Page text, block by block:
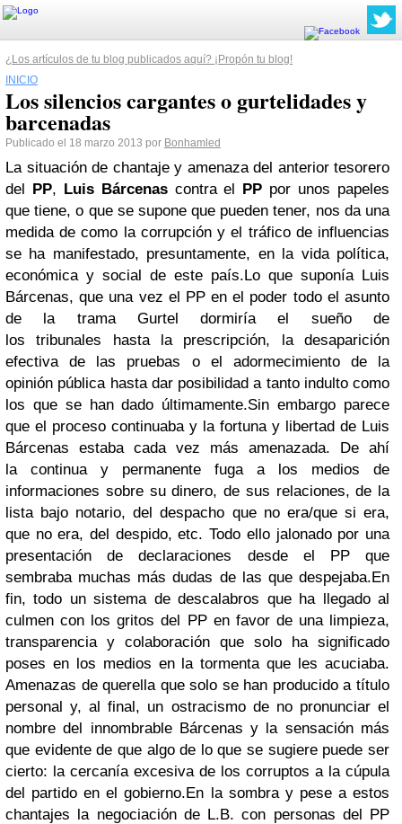
¿Los artículos de tu blog publicados aquí? ¡Propón tu blog!
INICIO
Los silencios cargantes o gurtelidades y
barcenadas
Publicado el 18 marzo 2013 por Bonhamled
La situación de chantaje y amenaza del anterior tesorero
del PP, Luis Bárcenascontra el PP por unos papeles
que tiene, o que se supone que pueden tener, nos da una
medida de como la corrupción y el tráfico de influencias
se ha manifestado, presuntamente, en la vida política,
económica y social de este país.Lo que suponía Luis
Bárcenas, que una vez el PP en el poder todo el asunto
de la trama Gurtel dormiría el sueño de
los tribunales hasta la prescripción, la desaparición
efectiva de las pruebas o el adormecimiento de la
opinión pública hasta dar posibilidad a tanto indulto como
los que se han dado últimamente.Sin embargo parece
que el proceso continuaba y la fortuna y libertad de Luis
Bárcenas estaba cada vez más amenazada. De ahí
la continua y permanente fuga a los medios de
informaciones sobre su dinero, de sus relaciones, de la
lista bajo notario, del despacho que no era/que si era,
que no era, del despido, etc. Todo ello jalonado por una
presentación de declaraciones desde el PP que
sembraba muchas más dudas de las que despejaba.En
fin, todo un sistema de descalabros que ha llegado al
culmen con los gritos del PP en favor de una limpieza,
transparencia y colaboración que solo ha significado
poses en los medios en la tormenta que les acuciaba.
Amenazas de querella que solo se han producido a título
personal y, al final, un ostracismo de no pronunciar el
nombre del innombrable Bárcenas y la sensación más
que evidente de que algo de lo que se sugiere puede ser
cierto: la cercanía excesiva de los corruptos a la cúpula
del partido en el gobierno.En la sombra y pese a estos
chantajes la negociación de L.B. con personas del PP